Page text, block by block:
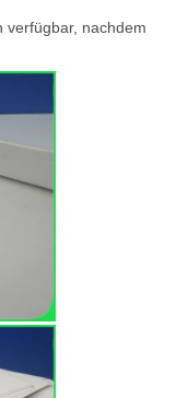
verfügbar, nachdem